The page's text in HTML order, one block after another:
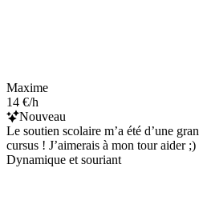
Maxime
14 €/h
Nouveau
Le soutien scolaire m’a été d’une
cursus ! J’aimerais à mon tour aider ;)
Dynamique et souriant